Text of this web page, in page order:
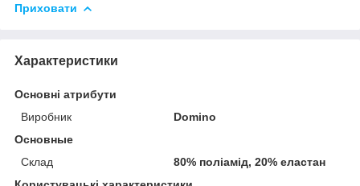
Приховати
Характеристики
Основні атрибути
Виробник
Domino
Основные
Склад
80% поліамід, 20% еластан